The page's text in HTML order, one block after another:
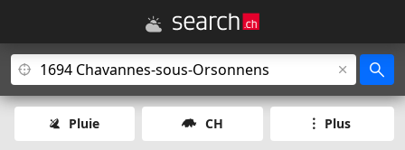
Pluie CH Plus